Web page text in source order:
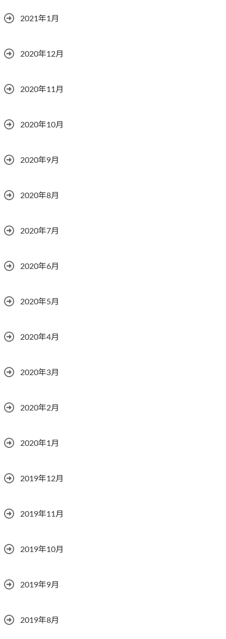
2021年1月
2020年12月
2020年11月
2020年10月
2020年9月
2020年8月
2020年7月
2020年6月
2020年5月
2020年4月
2020年3月
2020年2月
2020年1月
2019年12月
2019年11月
2019年10月
2019年9月
2019年8月